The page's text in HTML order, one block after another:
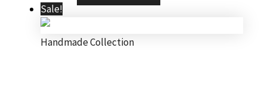
Sale!
Handmade Collection